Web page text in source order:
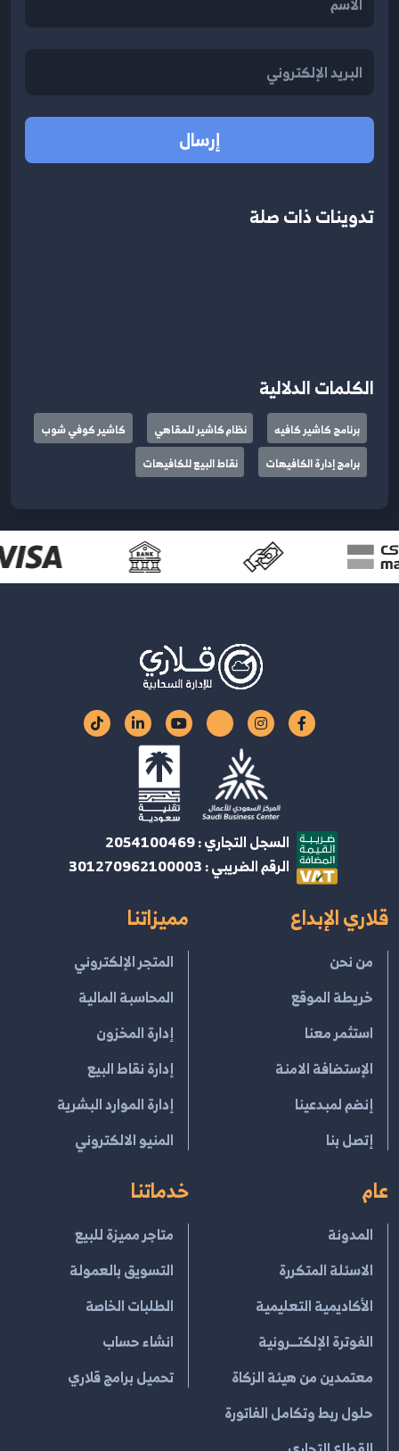
إرسال
تدوينات ذات صلة
الكلمات الدلالية
برنامج كاشير كافيه نظام كاشير للمقاهي
كاشير كوفي شوب
برامج إدارة الكافيهات
نقاط البيع للكافيهات
السجل التجاري : 2054100469
الرقم الضريبي : 301270962100003
قلاري الإبداع
من نحن
خريطة الموقع
استثمر معنا
الإستضافة الامنة
إنضم لمبدعينا
إتصل بنا
مميزاتنا
المتجر الإلكتروني
المحاسبة المالية
إدارة المخزون
إدارة نقاط البيع
إدارة الموارد البشرية
المنيو الالكتروني
عام
المدونة
الاسئلة المتكررة
الأكاديمية التعليمية
الفوترة الإلكتــرونية
معتمدين من هيئة الزكاة
حلول ربط وتكامل الفاتورة
خدماتنا
متاجر مميزة للبيع
التسويق بالعمولة
الطلبات الخاصة
انشاء حساب
تحميل برامج قلاري